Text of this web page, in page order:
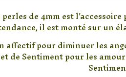
de 4mm est
il est monté sur un
pour diminuer les
de Sentiment pour les